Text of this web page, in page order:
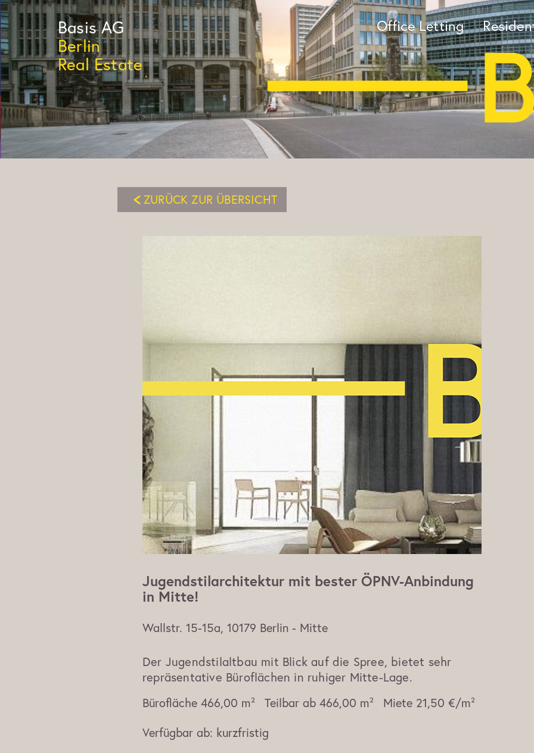
BasisAG
Berlin
Real Estate
Office Letting
ZURÜCK ZUR ÜBERSICHT
Jugendstilarchitektur mit bester ÖPNV-Anbindung
in Mitte!
Wallstr. 15-15a, 10179 Berlin - Mitte
Der Jugendstilaltbau mit Blick auf die Spree, bietet sehr
repräsentative Büroflächen in ruhiger Mitte-Lage.
Bürofläche 466,00 m² Teilbar ab 466,00 m² Miete 21,50 €/m²
Verfügbar ab: kurzfristig